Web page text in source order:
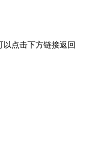
点击下方链接返回